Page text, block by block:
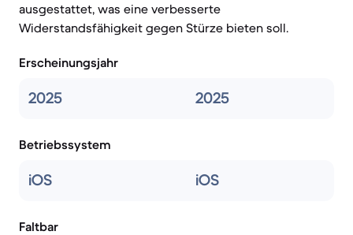
ausgestattet, was eine verbesserte
Widerstandsfähigkeit gegen Stürze bieten soll.
Erscheinungsjahr
2025 2025
Betriebssystem
iOS iOS
Faltbar